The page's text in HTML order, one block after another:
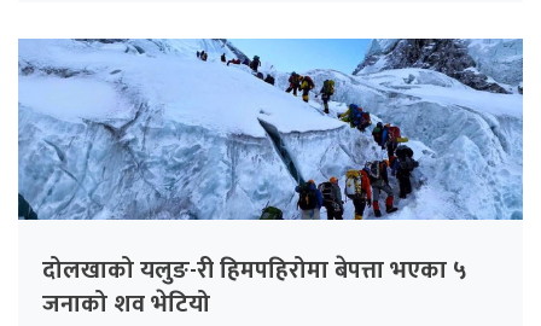
दोलखाको यलुङ-री हिमपहिरोमा बेपत्ता भएका ५
जनाको शव भेटियो